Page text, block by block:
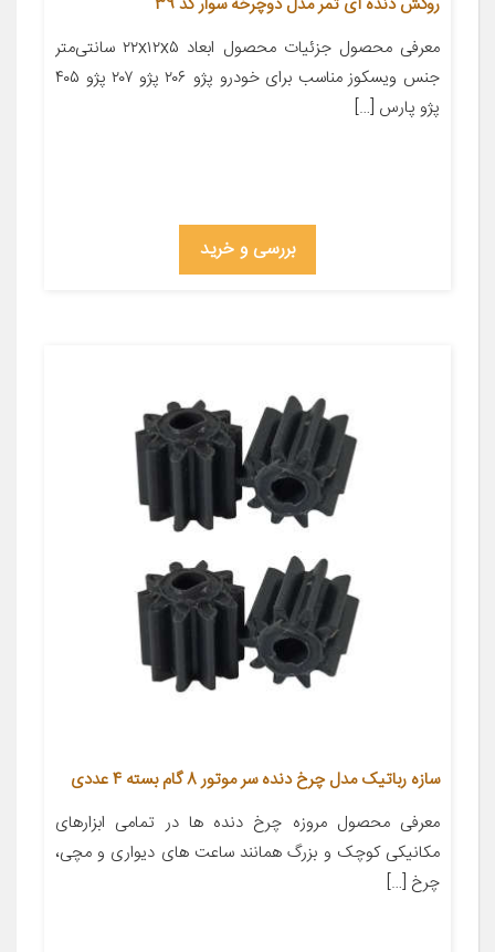
معرفی محصول جزئیات محصول ابعاد ۲۲x۱۲x۵ سانتی‌متر
جنس ویسکوز مناسب برای خودرو پژو ۲۰۶ پژو ۲۰۷ پژو ۴۰۵
پژو پارس […]
بررسی و خرید
سازه رباتیک مدل چرخ دنده سر موتور 8 گام بسته 4 عددی
معرفی محصول مروزه چرخ دنده ها در تمامی ابزارهای
مکانیکی کوچک و بزرگ همانند ساعت های دیواری و مچی،
چرخ […]